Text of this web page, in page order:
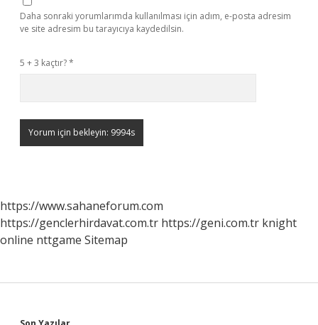
Daha sonraki yorumlarımda kullanılması için adım, e-posta adresim
ve site adresim bu tarayıcıya kaydedilsin.
5 + 3 kaçtır?*
https://www.sahaneforum.com
https://genclerhirdavat.com.tr https://geni.com.tr knight
online nttgame Sitemap